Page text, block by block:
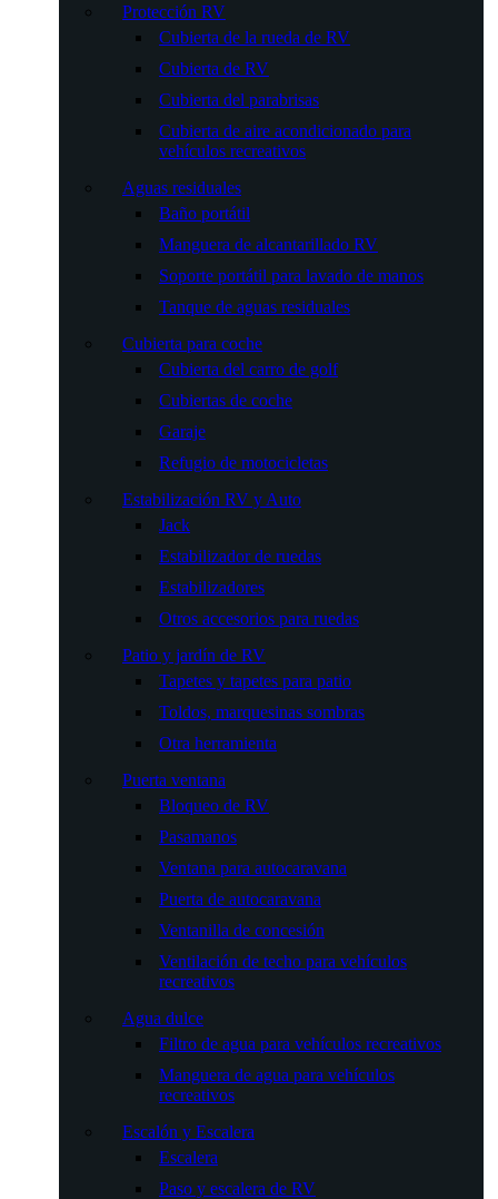
Protección RV
Cubierta de la rueda de RV
Cubierta de RV
Cubierta del parabrisas
Cubierta de aire acondicionado para
vehículos recreativos
Aguas residuales
Baño portátil
Manguera de alcantarillado RV
Soporte portátil para lavado de manos
Tanque de aguas residuales
Cubierta para coche
Cubierta del carro de golf
Cubiertas de coche
Garaje
Refugio de motocicletas
Estabilización RV y Auto
Jack
Estabilizador de ruedas
Estabilizadores
Otros accesorios para ruedas
Patio y jardín de RV
Tapetes y tapetes para patio
Toldos, marquesinas sombras
Otra herramienta
Puerta ventana
Bloqueo de RV
Pasamanos
Ventana para autocaravana
Puerta de autocaravana
Ventanilla de concesión
Ventilación de techo para vehículos
recreativos
Agua dulce
Filtro de agua para vehículos recreativos
Manguera de agua para vehículos
recreativos
Escalón y Escalera
Escalera
Paso y escalera de RV